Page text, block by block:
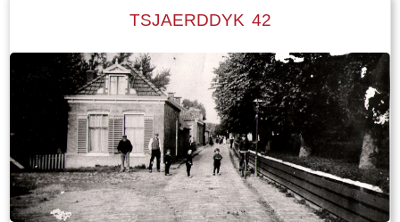
Scheender state doe’t syn heit noch libbe. Foar
him sil der net in soad feroarje. De jongste soan
Gabe Sipkes moat wachtsje oant 1885 ear’t hy
oanspraak meitsje kin op syn erfdiel.
tsjerke oer. Dit perseel wie nei de ôfbraak fan it
pastoarshûs/pastory net beboud. Meidat de
tsjerke fanwege de bou fan’e nije tsjerke ferlet
fan jild hie, koe Douwe Lucas dêr in stikje fan
keapje. Lykwols waard it ‘Tsjerpôltsje’ jierren
letter ‘Piers pôltsje’ neamd. Pier Cnossen kaam
om 1940 hinne te wenjen op Tsjaerddyk 38. Hy
TSJAERDDYK 42